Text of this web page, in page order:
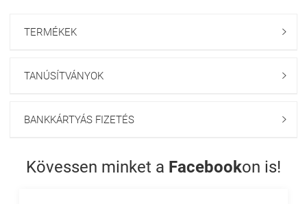
TERMÉKEK 
TANÚSÍTVÁNYOK 
BANKKÁRTYÁS FIZETÉS 
Kövessen minket a Facebookon is!